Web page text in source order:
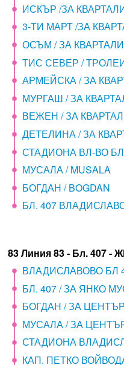
ИСКЪР /ЗА
3-ТИ МАРТ /ЗА
ОСЪМ / ЗА КВАРТАЛИ
ТИС СЕВЕР / ТРОЛЕИ
АРМЕЙСКА / ЗА
МУРГАШ / ЗА
ВЕЖЕН / ЗА
ДЕТЕЛИНА / ЗА
СТАДИОНА ВЛ-ВО БЛ.
МУСАЛА / MUSALA
БОГДАН / BOGDAN
БЛ. 407
83 Линия 83 - Бл. 407 -
ВЛАДИСЛАВОВО БЛ
БЛ. 407 / ЗА ЯНКО
БОГДАН / ЗА ЦЕНТЪР
МУСАЛА / ЗА ЦЕНТЪР
СТАДИОНА
КАП. ПЕТКО ВОЙВОДА